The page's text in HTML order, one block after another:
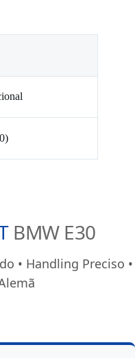
BMW E30
• Handling Preciso •